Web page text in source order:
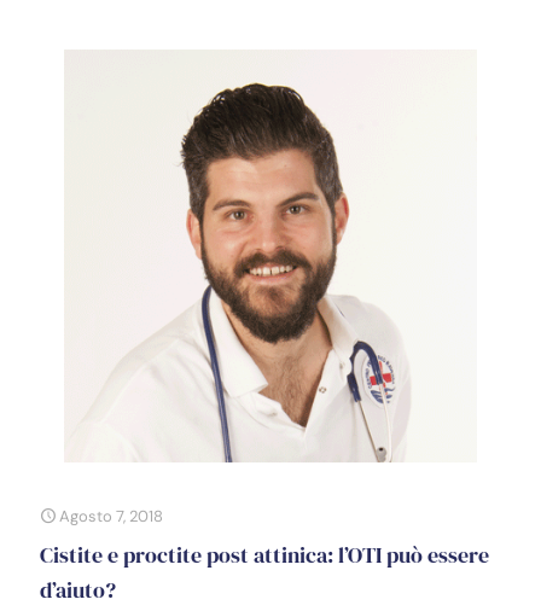
Agosto 7, 2018
Cistite e proctite post attinica: l’OTI può essere
d’aiuto?